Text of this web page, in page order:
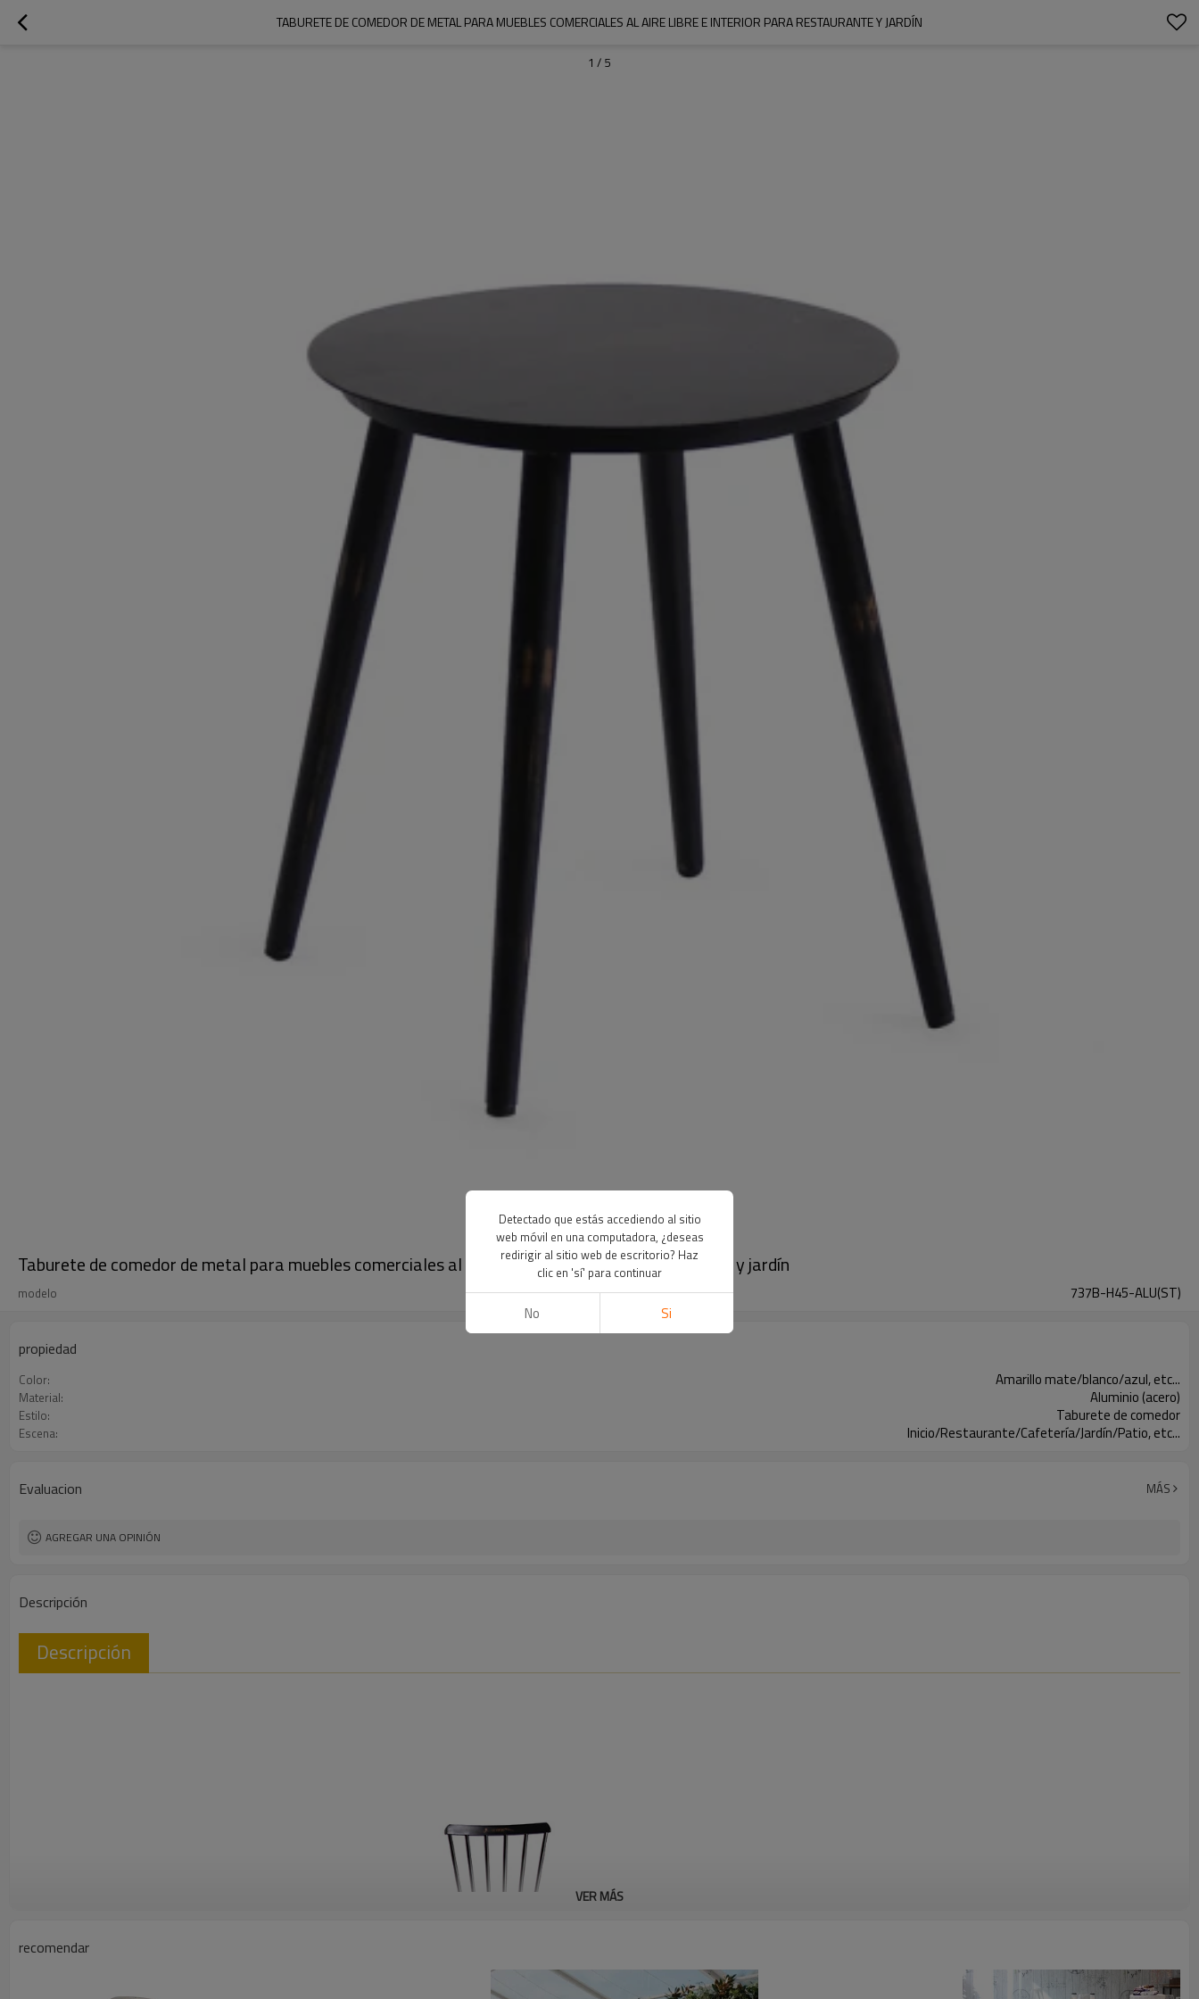
TABURETE DE COMEDOR DE METAL PARA MUEBLES COMERCIALES AL AIRE LIBRE E INTERIOR PARA RESTAURANTE Y JARDÍN
1 / 5
Taburete de comedor de metal para muebles comerciales al aire libre e interior para restaurante y jardín
modelo 737B-H45-ALU(ST)
propiedad
Color: Amarillo mate/blanco/azul, etc...
Material: Aluminio (acero)
Estilo: Taburete de comedor
Escena: Inicio/Restaurante/Cafetería/Jardín/Patio, etc...
Evaluacion MÁS
AGREGAR UNA OPINIÓN
Descripción
Descripción
Gama de taburetes de comedor de metal
VER MÁS
recomendar
Detectado que estás accediendo al sitio
web móvil en una computadora, ¿deseas
redirigir al sitio web de escritorio? Haz
clic en 'sí' para continuar
No Si